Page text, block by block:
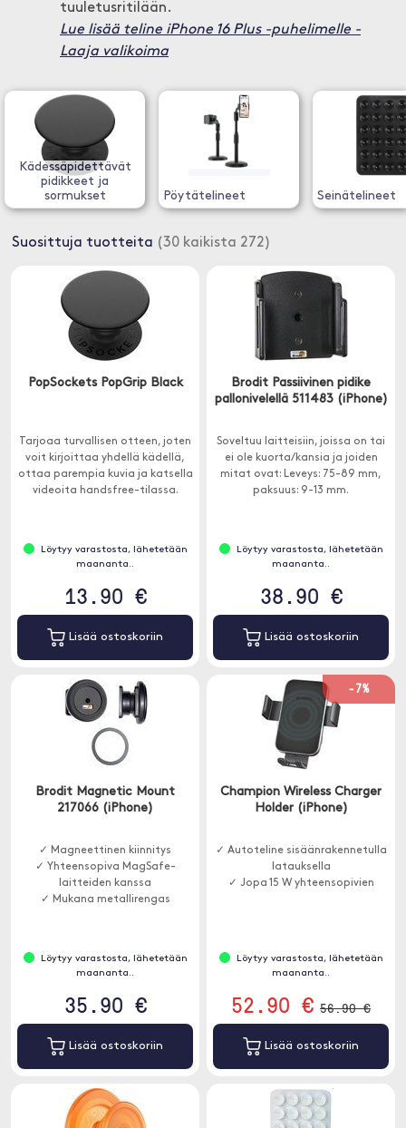
tuuletusritilään.
Lue lisää teline iPhone 16 Plus -puhelimelle -
Laaja valikoima
Kädessäpidettävät
pidikkeet ja
sormukset
Pöytätelineet Seinätelineet
Suosittuja tuotteita (30 kaikista 272)
PopSockets PopGrip Black
Tarjoaa turvallisen otteen, joten
voit kirjoittaa yhdellä kädellä,
ottaa parempia kuvia ja katsella
videoita handsfree-tilassa.
Löytyy varastosta, lähetetään
maananta..
13.90 €
Lisää ostoskoriin
Brodit Passiivinen pidike
pallonivelellä 511483 (iPhone)
Soveltuu laitteisiin, joissa on tai
ei ole kuorta/kansia ja joiden
mitat ovat: Leveys: 75-89 mm,
paksuus: 9-13 mm.
Löytyy varastosta, lähetetään
maananta..
38.90 €
Lisää ostoskoriin
Brodit Magnetic Mount
217066 (iPhone)
✓ Magneettinen kiinnitys
✓ Yhteensopiva MagSafe-
laitteiden kanssa
✓ Mukana metallirengas
Löytyy varastosta, lähetetään
maananta..
35.90 €
Lisää ostoskoriin
-7%
Champion Wireless Charger
Holder (iPhone)
✓ Autoteline sisäänrakennetulla
latauksella
✓ Jopa 15 W yhteensopivien
Löytyy varastosta, lähetetään
maananta..
52.90 € 56.90 €
Lisää ostoskoriin